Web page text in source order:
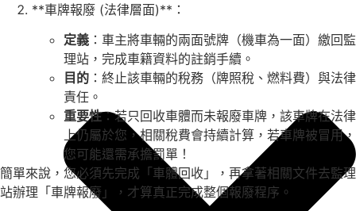
**車牌報廢 (法律層面)**：
定義 ：車主將車輛的兩面號牌（機車為一面）繳回監
理站，完成車籍資料的註銷手續。
目的 ：終止該車輛的稅務（牌照稅、燃料費）與法律
責任。
重要性：若只回收車體而未報廢車牌，該車牌在法律
上仍屬於您，相關稅費會持續計算，若車牌被冒用，
您可能還需承擔罰單！
簡單來說，您必須先完成「車體回收」，再拿著相關文件去監理
站辦理「車牌報廢」，才算真正完成整個報廢程序。